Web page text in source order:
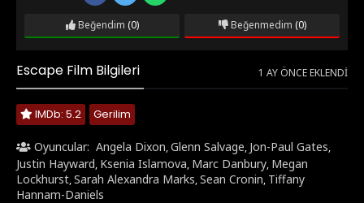
Beğendim (0) Beğenmedim (0)
Escape Film Bilgileri 1 AY ÖNCE EKLENDI
IMDb: 5.2 Gerilim
Oyuncular: Angela Dixon,Glenn Salvage, Jon-Paul Gates,
Justin Hayward, Ksenia Islamova, Marc Danbury, Megan
Lockhurst,Sarah Alexandra Marks,Sean Cronin, Tiffany
Hannam-Daniels